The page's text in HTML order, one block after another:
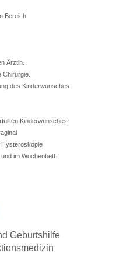
Bereich
Ärztin.
Chirurgie.
des Kinderwunsches.
Kinderwunsches.
Hysteroskopie
im Wochenbett.
Geburtshilfe